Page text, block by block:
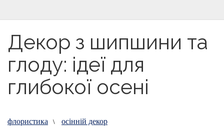
Декор з шипшини та
глоду: ідеї для
глибокої осені
флористика \
осінній декор